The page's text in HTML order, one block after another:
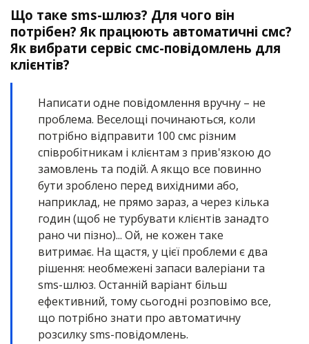
Що таке sms-шлюз? Для чого він
потрібен? Як працюють автоматичні смс?
Як вибрати сервіс смс-повідомлень для
клієнтів?
Написати одне повідомлення вручну – не
проблема. Веселощі починаються, коли
потрібно відправити 100 смс різним
співробітникам і клієнтам з прив'язкою до
замовлень та подій. А якщо все повинно
бути зроблено перед вихідними або,
наприклад, не прямо зараз, а через кілька
годин (щоб не турбувати клієнтів занадто
рано чи пізно)... Ой, не кожен таке
витримає. На щастя, у цієї проблеми є два
рішення: необмежені запаси валеріани та
sms-шлюз. Останній варіант більш
ефективний, тому сьогодні розповімо все,
що потрібно знати про автоматичну
розсилку sms-повідомлень.